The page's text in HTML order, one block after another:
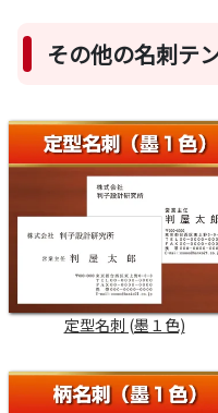
その他の名刺テ
定型名刺 (墨１色)